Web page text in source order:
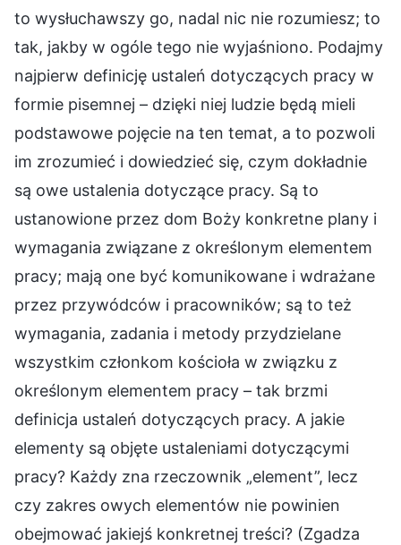
to wysłuchawszy go, nadal nic nie rozumiesz; to
tak, jakby w ogóle tego nie wyjaśniono. Podajmy
najpierw definicję ustaleń dotyczących pracy w
formie pisemnej – dzięki niej ludzie będą mieli
podstawowe pojęcie na ten temat, a to pozwoli
im zrozumieć i dowiedzieć się, czym dokładnie
są owe ustalenia dotyczące pracy. Są to
ustanowione przez dom Boży konkretne plany i
wymagania związane z określonym elementem
pracy; mają one być komunikowane i wdrażane
przez przywódców i pracowników; są to też
wymagania, zadania i metody przydzielane
wszystkim członkom kościoła w związku z
określonym elementem pracy – tak brzmi
definicja ustaleń dotyczących pracy. A jakie
elementy są objęte ustaleniami dotyczącymi
pracy? Każdy zna rzeczownik „element”, lecz
czy zakres owych elementów nie powinien
obejmować jakiejś konkretnej treści? (Zgadza